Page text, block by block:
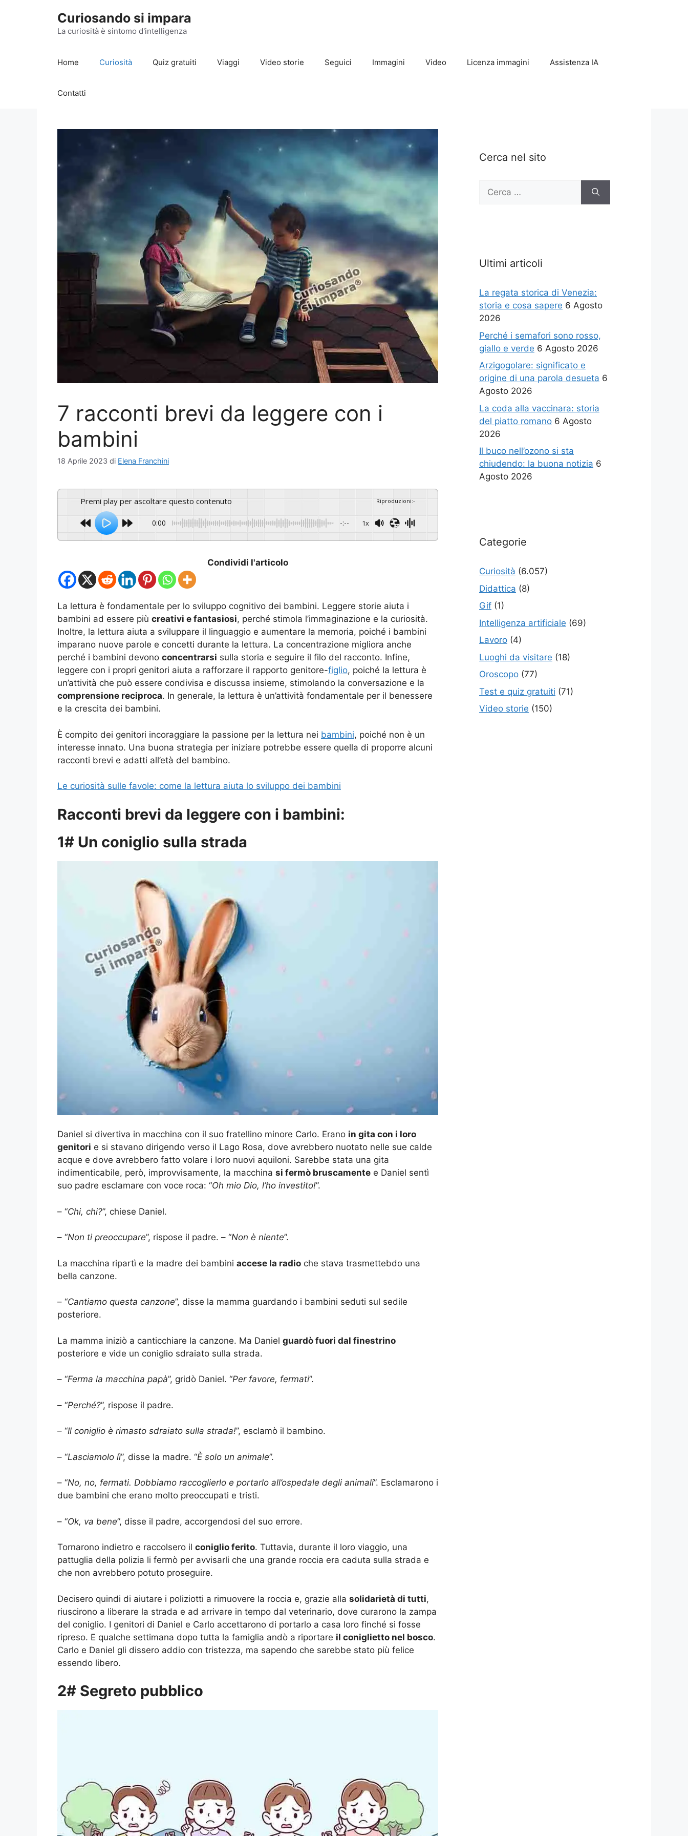
Curiosando si impara
La curiosità è sintomo d'intelligenza
Home Curiosità Quiz gratuiti Viaggi Video storie Seguici Immagini Video Licenza immagini Assistenza IA
Contatti
7 racconti brevi da leggere con i
bambini
18 Aprile 2023 di Elena Franchini
Premi play per ascoltare questo contenuto Riproduzioni:-
0:00 -:-- 1x
Condividi l'articolo
La lettura è fondamentale per lo sviluppo cognitivo dei bambini. Leggere storie aiuta i
bambini ad essere più creativi e fantasiosi, perché stimola l’immaginazione e la curiosità.
Inoltre, la lettura aiuta a sviluppare il linguaggio e aumentare la memoria, poiché i bambini
imparano nuove parole e concetti durante la lettura. La concentrazione migliora anche
perché i bambini devono concentrarsi sulla storia e seguire il filo del racconto. Infine,
leggere con i propri genitori aiuta a rafforzare il rapporto genitore-figlio, poiché la lettura è
un’attività che può essere condivisa e discussa insieme, stimolando la conversazione e la
comprensione reciproca. In generale, la lettura è un’attività fondamentale per il benessere
e la crescita dei bambini.
È compito dei genitori incoraggiare la passione per la lettura nei bambini, poiché non è un
interesse innato. Una buona strategia per iniziare potrebbe essere quella di proporre alcuni
racconti brevi e adatti all’età del bambino.
Le curiosità sulle favole: come la lettura aiuta lo sviluppo dei bambini
Racconti brevi da leggere con i bambini:
1# Un coniglio sulla strada
Daniel si divertiva in macchina con il suo fratellino minore Carlo. Erano in gita con i loro
genitori e si stavano dirigendo verso il Lago Rosa, dove avrebbero nuotato nelle sue calde
acque e dove avrebbero fatto volare i loro nuovi aquiloni. Sarebbe stata una gita
indimenticabile, però, improvvisamente, la macchina si fermò bruscamente e Daniel sentì
suo padre esclamare con voce roca: “Oh mio Dio, l’ho investito!”.
– “Chi, chi?”, chiese Daniel.
– “Non ti preoccupare”, rispose il padre. – “Non è niente”.
La macchina ripartì e la madre dei bambini accese la radio che stava trasmettebdo una
bella canzone.
– “Cantiamo questa canzone”, disse la mamma guardando i bambini seduti sul sedile
posteriore.
La mamma iniziò a canticchiare la canzone. Ma Daniel guardò fuori dal finestrino
posteriore e vide un coniglio sdraiato sulla strada.
– “Ferma la macchina papà”, gridò Daniel. “Per favore, fermati”.
– “Perché?”, rispose il padre.
– “Il coniglio è rimasto sdraiato sulla strada!”, esclamò il bambino.
– “Lasciamolo lì”, disse la madre. “È solo un animale”.
– “No, no, fermati. Dobbiamo raccoglierlo e portarlo all’ospedale degli animali”. Esclamarono i
due bambini che erano molto preoccupati e tristi.
– “Ok, va bene”, disse il padre, accorgendosi del suo errore.
Tornarono indietro e raccolsero il coniglio ferito. Tuttavia, durante il loro viaggio, una
pattuglia della polizia li fermò per avvisarli che una grande roccia era caduta sulla strada e
che non avrebbero potuto proseguire.
Decisero quindi di aiutare i poliziotti a rimuovere la roccia e, grazie alla solidarietà di tutti,
riuscirono a liberare la strada e ad arrivare in tempo dal veterinario, dove curarono la zampa
del coniglio. I genitori di Daniel e Carlo accettarono di portarlo a casa loro finché si fosse
ripreso. E qualche settimana dopo tutta la famiglia andò a riportare il coniglietto nel bosco.
Carlo e Daniel gli dissero addio con tristezza, ma sapendo che sarebbe stato più felice
essendo libero.
2# Segreto pubblico
Cerca nel sito
Ricerca
Ultimi articoli
La regata storica di Venezia:
storia e cosa sapere 6 Agosto
2026
Perché i semafori sono rosso,
giallo e verde 6 Agosto 2026
Arzigogolare: significato e
origine di una parola desueta 6
Agosto 2026
La coda alla vaccinara: storia
del piatto romano 6 Agosto
2026
Il buco nell’ozono si sta
chiudendo: la buona notizia 6
Agosto 2026
Categorie
Curiosità (6.057)
Didattica (8)
Gif (1)
Intelligenza artificiale (69)
Lavoro (4)
Luoghi da visitare (18)
Oroscopo (77)
Test e quiz gratuiti (71)
Video storie (150)